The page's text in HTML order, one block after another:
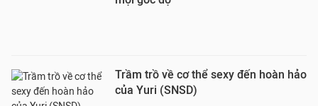
Trầm trồ về cơ thể sexy đến hoàn hảo
của Yuri (SNSD)